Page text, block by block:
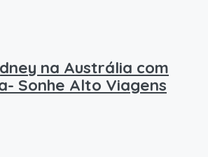
na Austrália com
Sonhe Alto Viagens